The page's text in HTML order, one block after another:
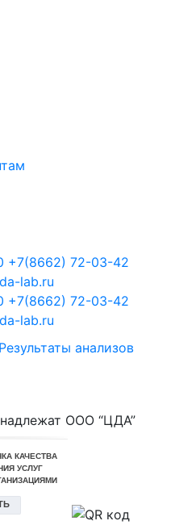
+7(8662) 72-03-42
lab.ru
+7(8662) 72-03-42
lab.ru
Результаты анализов
ООО “ЦДА”